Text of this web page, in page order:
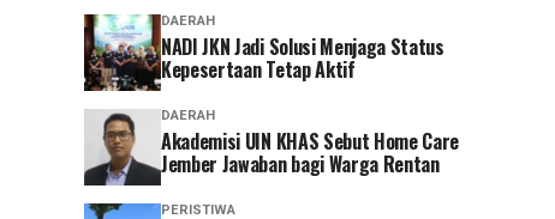
DAERAH
NADI JKN Jadi Solusi Menjaga Status
Kepesertaan Tetap Aktif
DAERAH
Akademisi UIN KHAS Sebut Home Care
Jember Jawaban bagi Warga Rentan
PERISTIWA